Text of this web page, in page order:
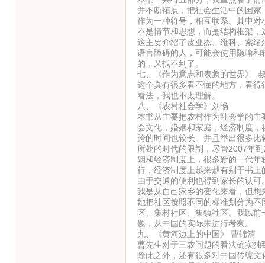
并不断拓展，把社会生活中的国
作为一种符号，相互联系。其中
不是情节和思想，而是结构框架
这主要介绍了皮亚杰、维科、索
语言障碍的人，可能会使用隐喻
的，又找不到了。
七、《作为意志和表象的世界》
这个真有很多看不懂的地方，看
看法，我也不太理解。
八、《农村社会学》刘畅
本书从主要把农村作为社会学的
会文化，婚姻和家庭，经济制度
跨的时间也较长。并且举出很多
所处的时代的限制，尽管2007年
姻和经济制度上，很多新的一代
行，经济制度上越来越有别于书
由于交通的便利也得到家长的认
我是从自己家乡的变化来看，但
她把社区按照不同的标准划分为
区、集村社区、集镇社区。我以
题，从中国的实际来进行考察。
九、《黄河边上的中国》 曹锦清
曹先生对于三农问题的看法确实
除此之外，还有很多对中国传统